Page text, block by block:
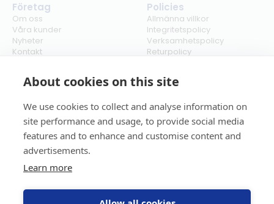
About cookies on this site
We use cookies to collect and analyse information on
site performance and usage, to provide social media
features and to enhance and customise content and
advertisements.
Learn more
Företag
Om oss
Våra kunder
Nyheter
Kontakt
Policies
Allmänna villkor
Integritetspolicy
Verksamhetspolicy
Returpolicy
Cookies